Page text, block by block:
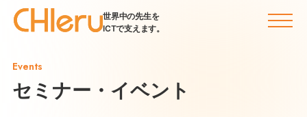
世界中の先生を
ICTで支えます。
Events
セミナー・イベント